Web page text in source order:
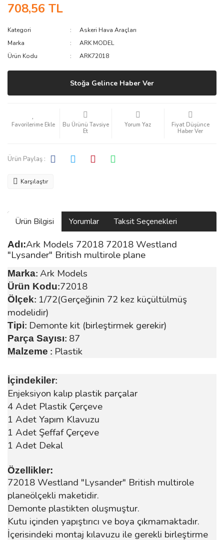
708,56 TL
Kategori
Askeri Hava Araçları
Marka
ARK MODEL
Ürün Kodu
ARK72018
Stoğa Gelince Haber Ver
Bu Ürünü Tavsiye
Et
Yorum Yaz
Fiyat Düşünce
Haber Ver
Ürün Paylaş :
Karşılaştır
Ürün Bilgisi Yorumlar Taksit Seçenekleri
Adı:Ark Models 72018 72018 Westland
"Lysander" British multirole plane
Marka: Ark Models
Ürün Kodu:72018
Ölçek: 1/72(Gerçeğinin 72 kez küçültülmüş
modelidir)
Tipi: Demonte kit (birleştirmek gerekir)
Parça Sayısı: 87
Malzeme : Plastik
İçindekiler:
Enjeksiyon kalıp plastik parçalar
4 Adet Plastik Çerçeve
1 Adet Yapım Klavuzu
1 Adet Şeffaf Çerçeve
1 Adet Dekal
Özellikler:
72018 Westland "Lysander" British multirole
planeölçekli maketidir.
Demonte plastikten oluşmuştur.
Kutu içinden yapıştırıcı ve boya çıkmamaktadır.
İçerisindeki montaj kılavuzu ile gerekli birleştirme